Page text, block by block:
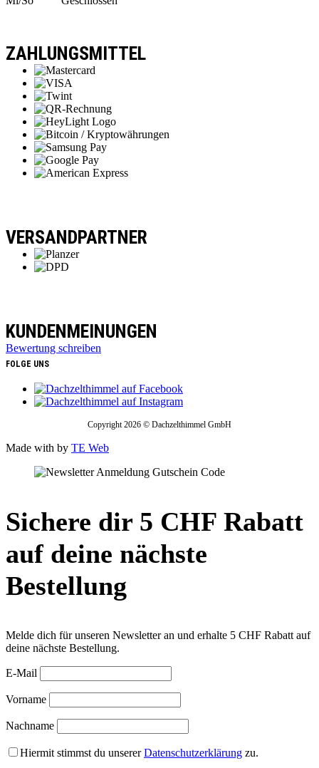
ZAHLUNGSMITTEL
VERSANDPARTNER
KUNDENMEINUNGEN
Bewertung schreiben
FOLGE UNS
Copyright 2026 © Dachzelthimmel GmbH
Made with by TE Web
Sichere dir 5 CHF Rabatt
auf deine nächste
Bestellung
Melde dich für unseren Newsletter an und erhalte 5 CHF Rabatt auf
deine nächste Bestellung.
E-Mail
Vorname
Nachname
Hiermit stimmst du unsererDatenschutzerklärung zu.